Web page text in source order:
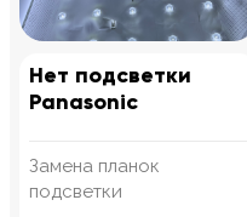
Нет подсветки
Panasonic
Замена планок
подсветки